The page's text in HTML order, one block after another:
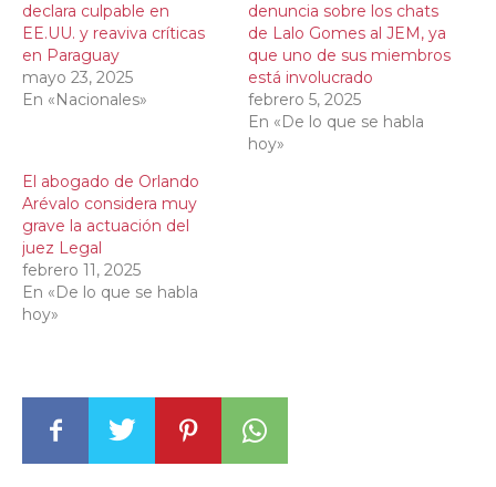
declara culpable en
EE.UU. y reaviva críticas
en Paraguay
mayo 23, 2025
En «Nacionales»
denuncia sobre los chats
de Lalo Gomes al JEM, ya
que uno de sus miembros
está involucrado
febrero 5, 2025
En «De lo que se habla
hoy»
El abogado de Orlando
Arévalo considera muy
grave la actuación del
juez Legal
febrero 11, 2025
En «De lo que se habla
hoy»